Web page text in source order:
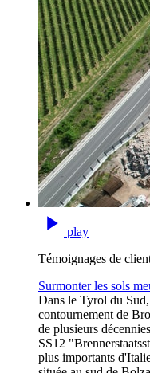
play
Témoignages de
Surmonter les sols
Dans le Tyrol du
contournement de
de plusieurs
SS12
plus importants